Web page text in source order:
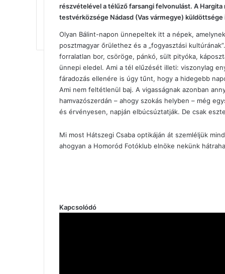
ben
részvételével a télűző farsangi felvonulást. A
testvérközsége Nádasd (Vas vármegye) küldöttsége
Olyan Bálint-napon ünnepeltek itt a népek,
posztmagyar őrülethez és a „fogyasztási
forralatlan bor, csöröge, pánkó, sült pityóka,
ünnepi eledel. Ami a tél elűzését illeti: viszonylag
fáradozás ellenére is úgy tűnt, hogy a hidegebb
Ami nem feltétlenül baj. A vigasságnak azonban
hamvazószerdán – ahogy szokás helyben – még
és érvényesen, napján elbúcsúztatják. De csak
Mi most Hátszegi Csaba optikáján át szemléljük
ahogyan a Homoród Fotóklub elnöke nekünk
Kapcsolódó